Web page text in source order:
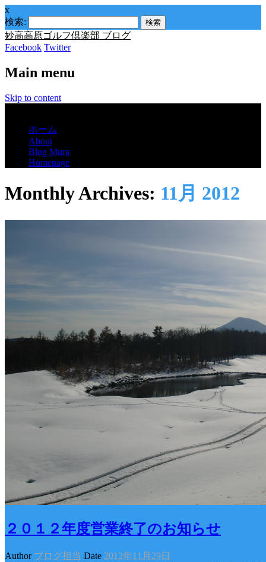
x
検索:
妙高高原ゴルフ倶楽部 ブログ
Facebook Twitter
Main menu
Skip to content
ホーム
About
Blog Mura
Homepage
Monthly Archives: 11月 2012
２０１２年度営業終了のお知らせ
Author ブログ担当 Date 2012年11月29日